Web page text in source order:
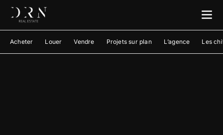
Acheter Louer Vendre Projets sur plan L’agence Les